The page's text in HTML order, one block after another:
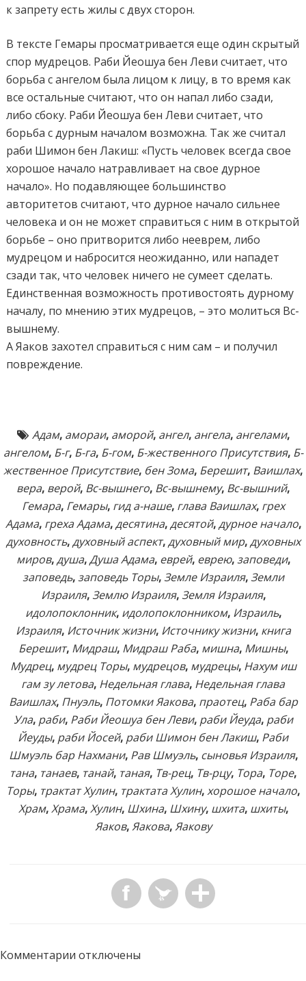
к запрету есть жилы с двух сторон.
В тексте Гемары просматривается еще один скрытый
спор мудрецов. Раби Йеошуа бен Леви считает, что
борьба с ангелом была лицом к лицу, в то время как
все остальные считают, что он напал либо сзади,
либо сбоку. Раби Йеошуа бен Леви считает, что
борьба с дурным началом возможна. Так же считал
раби Шимон бен Лакиш: «Пусть человек всегда свое
хорошое начало натравливает на свое дурное
начало». Но подавляющее большинство
авторитетов считают, что дурное начало сильнее
человека и он не может справиться с ним в открытой
борьбе – оно притворится либо нееврем, либо
мудрецом и набросится неожиданно, или нападет
сзади так, что человек ничего не сумеет сделать.
Единственная возможность противостоять дурному
началу, по мнению этих мудрецов, – это молиться Вс-
вышнему.
А Яаков захотел справиться с ним сам – и получил
повреждение.
Адам, амораи, аморой, ангел, ангела, ангелами,
ангелом, Б-г, Б-га, Б-гом, Б-жественного Присутствия, Б-
жественное Присутствие, бен Зома, Берешит, Ваишлах,
вера, верой, Вс-вышнего, Вс-вышнему, Вс-вышний,
Гемара, Гемары, гид а-наше, глава Ваишлах, грех
Адама, греха Адама,десятина,десятой,дурное начало,
духовность,духовный аспект,духовный мир,духовных
миров,душа,Душа Адама, еврей, еврею,заповеди,
заповедь,заповедь Торы, Земле Израиля, Земли
Израиля, Землю Израиля, Земля Израиля,
идолопоклонник, идолопоклонником, Израиль,
Израиля, Источник жизни, Источнику жизни, книга
Берешит, Мидраш, Мидраш Раба, мишна, Мишны,
Мудрец, мудрец Торы, мудрецов, мудрецы, Нахум иш
гам зу летова, Недельная глава, Недельная глава
Ваишлах, Пнуэль, Потомки Яакова, праотец, Раба бар
Ула, раби, Раби Йеошуа бен Леви, раби Йеуда, раби
Йеуды, раби Йосей, раби Шимон бен Лакиш, Раби
Шмуэль бар Нахмани, Рав Шмуэль, сыновья Израиля,
тана, танаев, танай, таная, Тв-рец, Тв-рцу, Тора, Торе,
Торы, трактат Хулин, трактата Хулин,хорошое начало,
Храм,Храма,Хулин, Шхина, Шхину, шхита, шхиты,
Яаков,Яакова,Яакову
Комментарии отключены